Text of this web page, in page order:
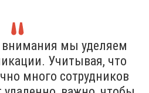
мы уделяем
Учитывая, что
много сотрудников